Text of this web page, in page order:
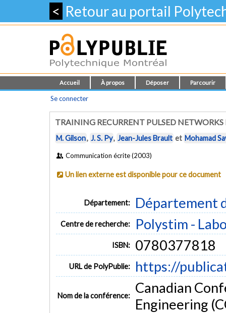
< Retour au portail
Accueil À propos Déposer Parcourir
Se connecter
TRAINING RECURRENT PULSED
M. Gilson, J. S. Py, Jean-Jules Brault et Mohamad
Communication écrite (2003)
Un lien externe est disponible pour ce document
Département: Département
Centre de recherche: Polystim -
ISBN: 0780377818
URL de PolyPublie: https://
Nom de la conférence:
Canadian
Engineering